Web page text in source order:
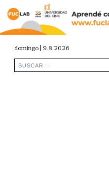
domingo | 9.8.2026